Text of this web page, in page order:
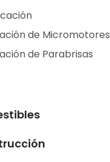
de Micromotores
de Parabrisas